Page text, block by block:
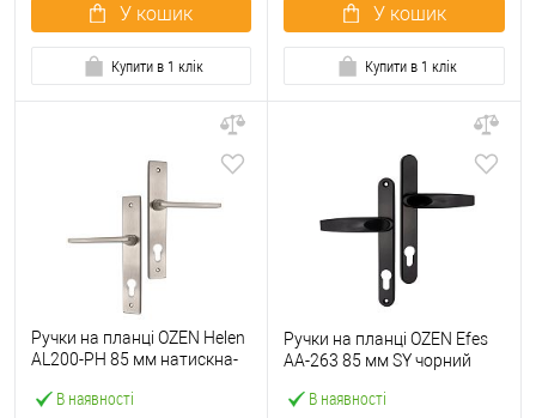
У кошик
Купити в 1 клік
У кошик
Купити в 1 клік
В наявності
Ручки на планці OZEN Helen
AL200-PH 85 мм натискна-
В наявності
Ручки на планці OZEN Efes
AA-263 85 мм SY чорний